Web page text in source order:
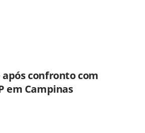
confronto com
em Campinas